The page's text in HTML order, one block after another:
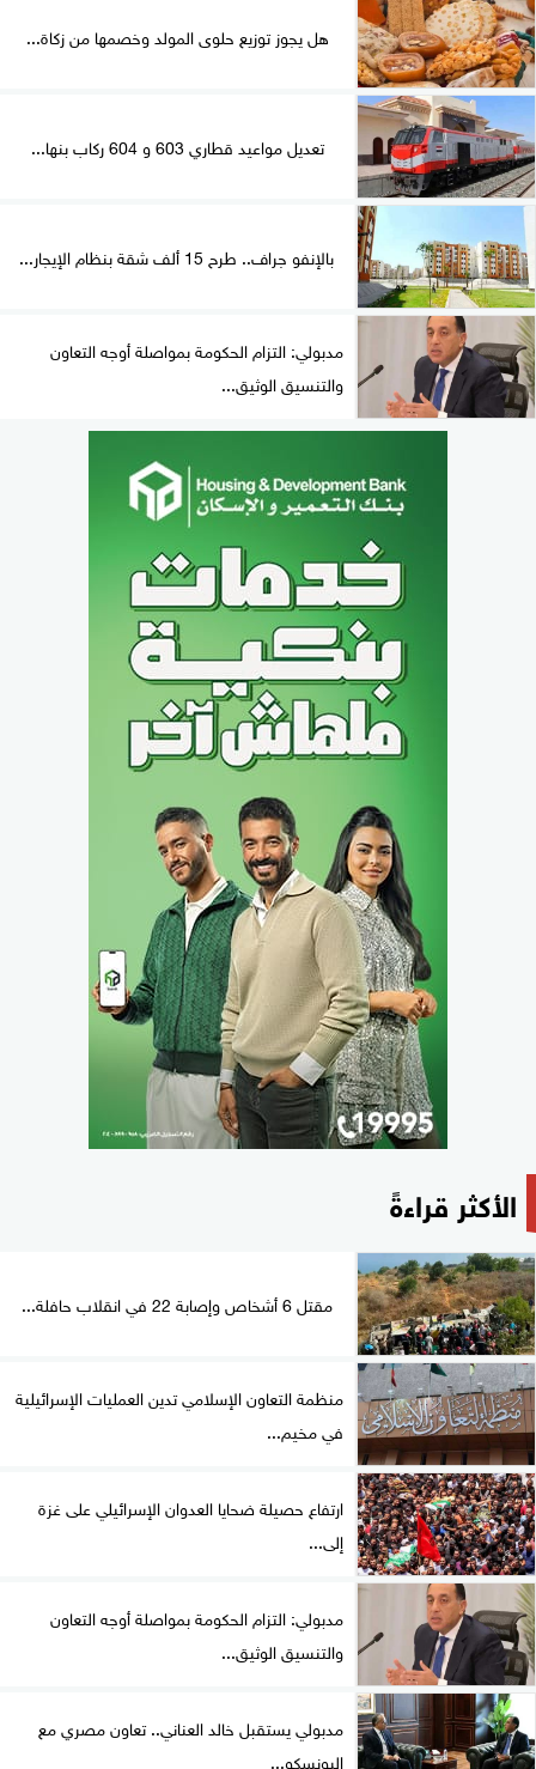
هل يجوز توزيع حلوى المولد وخصمها من زكاة...
تعديل مواعيد قطاري 603 و 604 ركاب بنها...
بالإنفو جراف.. طرح 15 ألف شقة بنظام الإيجار...
مدبولي: التزام الحكومة بمواصلة أوجه التعاون
والتنسيق الوثيق...
الأكثر قراءةً
مقتل 6 أشخاص وإصابة 22 في انقلاب حافلة...
منظمة التعاون الإسلامي تدين العمليات الإسرائيلية
في مخيم...
ارتفاع حصيلة ضحايا العدوان الإسرائيلي على غزة
إلى...
مدبولي: التزام الحكومة بمواصلة أوجه التعاون
والتنسيق الوثيق...
مدبولي يستقبل خالد العناني.. تعاون مصري مع
اليونسكو...